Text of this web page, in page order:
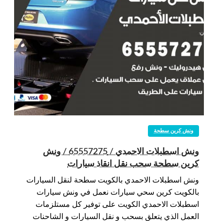
ونش كرين سطحة
ونش اسطبلات الاحمدي / 65557275 / ونش
كرين سطحة سحب نقل انقاذ سيارات
ونش اسطبلات الاحمدي بالكويت سطحة لنقل السيارات
بالكويت كرين سحي سيارات نعمل في ونش سيارات
اسطبلات الاحمدي الكويت على توفير كل مستلزمات
العمل الذي يتعلق بسحب و نقل السيارات و الشاحنات